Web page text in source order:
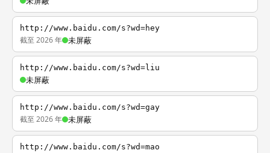
http://www.baidu.com/s?wd=hey
截至 2026 年 未屏蔽
http://www.baidu.com/s?wd=liu
未屏蔽
http://www.baidu.com/s?wd=gay
截至 2026 年 未屏蔽
http://www.baidu.com/s?wd=mao